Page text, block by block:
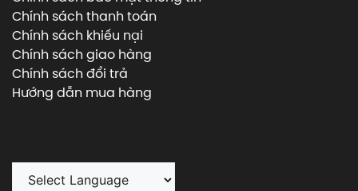
Chính sách thanh toán
Chính sách khiếu nại
Chính sách giao hàng
Chính sách đổi trả
Hướng dẫn mua hàng